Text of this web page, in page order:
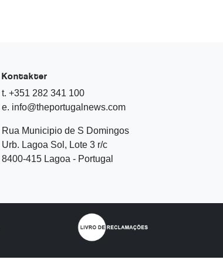
Kontakter
t. +351 282 341 100
e. info@theportugalnews.com
Rua Municipio de S Domingos
Urb. Lagoa Sol, Lote 3 r/c
8400-415 Lagoa - Portugal